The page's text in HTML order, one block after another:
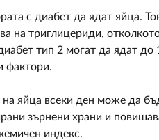
с диабет да ядат яйца.
на триглицериди,
тип 2 могат да ядат до
фактори.
яйца всеки ден може да
зърнени храни и
индекс.